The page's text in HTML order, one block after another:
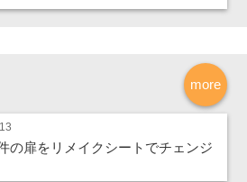
more
の扉をリメイクシートでチェンジ